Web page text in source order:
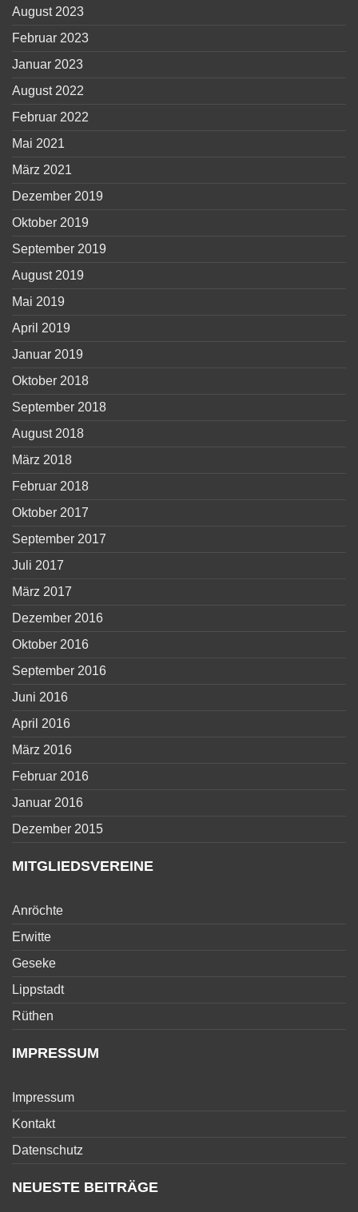
August 2023
Februar 2023
Januar 2023
August 2022
Februar 2022
Mai 2021
März 2021
Dezember 2019
Oktober 2019
September 2019
August 2019
Mai 2019
April 2019
Januar 2019
Oktober 2018
September 2018
August 2018
März 2018
Februar 2018
Oktober 2017
September 2017
Juli 2017
März 2017
Dezember 2016
Oktober 2016
September 2016
Juni 2016
April 2016
März 2016
Februar 2016
Januar 2016
Dezember 2015
MITGLIEDSVEREINE
Anröchte
Erwitte
Geseke
Lippstadt
Rüthen
IMPRESSUM
Impressum
Kontakt
Datenschutz
NEUESTE BEITRÄGE